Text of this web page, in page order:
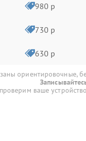
980 р
730 р
630 р
ориентировочные,
ваше